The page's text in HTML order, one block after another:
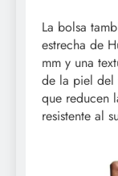
La bolsa
estrecha de
mm y una
de la piel del
que reducen
resistente al